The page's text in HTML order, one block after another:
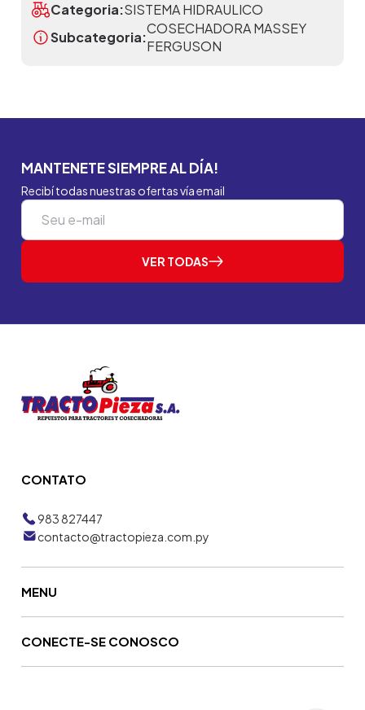
Categoria:SISTEMA HIDRAULICO
Subcategoria:
COSECHADORA MASSEY
FERGUSON
MANTENETE SIEMPRE AL DÍA!
Recibí todas nuestras ofertas vía email
VER TODAS
CONTATO
983 827447
contacto@tractopieza.com.py
MENU
CONECTE-SE CONOSCO